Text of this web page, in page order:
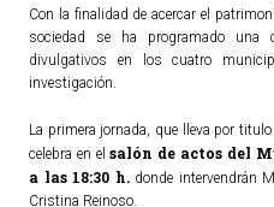
Con la finalidad de acercar el
sociedad se ha programado una
divulgativos en los cuatro
investigación.
La primera jornada, que lleva por titulo
celebra en elsalón de actos del
a las 18:30 h.donde intervendrán
Cristina Reinoso.